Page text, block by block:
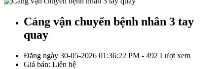
Cáng vận chuyển bệnh nhân 3 tay
quay
Đăng ngày 30-05-2026 01:36:22 PM - 492 Lượt xem
Giá bán: Liên hệ